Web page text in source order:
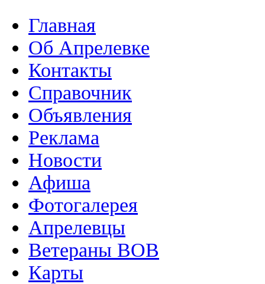
Главная
Об Апрелевке
Контакты
Справочник
Объявления
Реклама
Новости
Афиша
Фотогалерея
Апрелевцы
Ветераны ВОВ
Карты